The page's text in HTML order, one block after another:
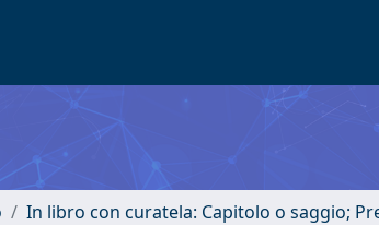
In libro con curatela: Capitolo o saggio;